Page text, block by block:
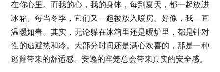
在你心里。而我的心，我的身体，每到夏天，都一起放进
冰箱。每当冬季，它们又一起被放入暖房。好像，我一直
温暖如春。其实，无论躲在冰箱里还是暖炉里，都是针对
性的逃避热和冷。大部分时间还是满心欢喜的，那是一种
逃避带来的舒适感。安逸的牢笼总会带来真实的安全感。